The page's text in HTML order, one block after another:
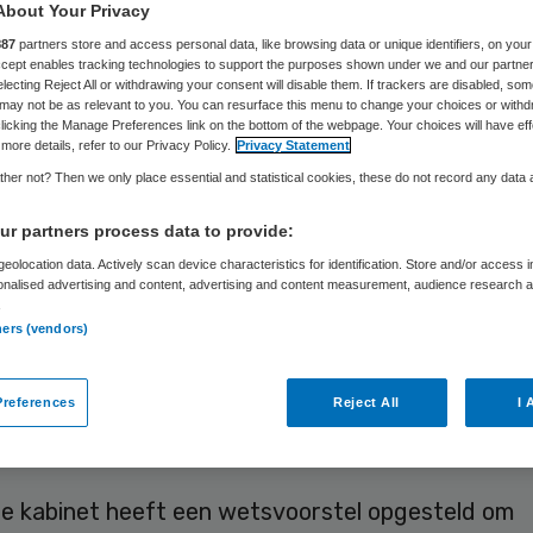
Skipr Redactie 23 april 2019,07:00 36 keer gelezen
Arno Rutte (VVD) vindt dat
van intramurale zorginstellingen mogelijk moet
heeft de zorg kapitaal nodig voor innovatie,
die zich voor lange tijd willen binden, zoals
“Waarom mag een bank wel wat
in het coververhaal over marktwerking van
kabinet heeft een wetsvoorstel opgesteld om
Your Privacy
partners store and access personal data, like browsing data or unique identifiers, on your
enables tracking technologies to support the purposes shown under we and our
Reject All or withdrawing your consent will disable them. If trackers are disabled,
not be as relevant to you. You can resurface this menu to change your choices or
the Manage Preferences link on the bottom of the webpage. Your choices will have
details, refer to our Privacy Policy. Privacy Statement
not? Then we only place essential and statistical cookies, these do not record any data
partners process data to provide:
data. Actively scan device characteristics for identification. Store and/or access
advertising and content, advertising and content measurement, audience research
(vendors)
Reject All I